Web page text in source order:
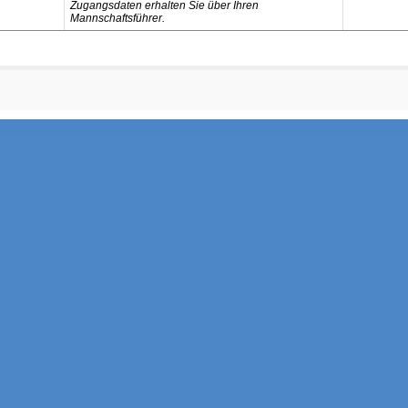
Zugangsdaten erhalten Sie über Ihren
Mannschaftsführer.